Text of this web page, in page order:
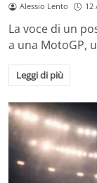
Alessio Lento 12
La voce di un
a una MotoGP,
Leggi di più